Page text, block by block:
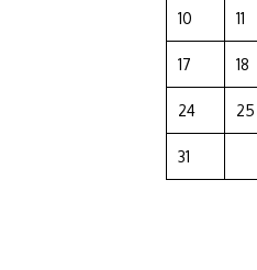
10 11
17 18
24 25
31